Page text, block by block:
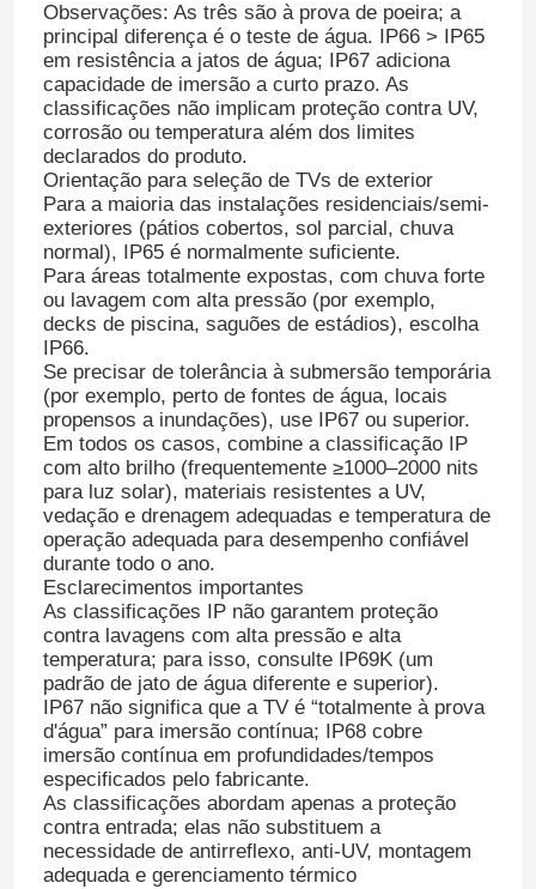
Observações: As três são à prova de poeira; a
principal diferença é o teste de água. IP66 > IP65
em resistência a jatos de água; IP67 adiciona
capacidade de imersão a curto prazo. As
classificações não implicam proteção contra UV,
corrosão ou temperatura além dos limites
declarados do produto.
Orientação para seleção de TVs de exterior
Para a maioria das instalações residenciais/semi-
exteriores (pátios cobertos, sol parcial, chuva
normal), IP65 é normalmente suficiente.
Para áreas totalmente expostas, com chuva forte
ou lavagem com alta pressão (por exemplo,
decks de piscina, saguões de estádios), escolha
IP66.
Se precisar de tolerância à submersão temporária
(por exemplo, perto de fontes de água, locais
propensos a inundações), use IP67 ou superior.
Em todos os casos, combine a classificação IP
com alto brilho (frequentemente ≥1000–2000 nits
para luz solar), materiais resistentes a UV,
vedação e drenagem adequadas e temperatura de
operação adequada para desempenho confiável
durante todo o ano.
Esclarecimentos importantes
As classificações IP não garantem proteção
contra lavagens com alta pressão e alta
temperatura; para isso, consulte IP69K (um
padrão de jato de água diferente e superior).
IP67 não significa que a TV é “totalmente à prova
d'água” para imersão contínua; IP68 cobre
imersão contínua em profundidades/tempos
especificados pelo fabricante.
As classificações abordam apenas a proteção
contra entrada; elas não substituem a
necessidade de antirreflexo, anti-UV, montagem
adequada e gerenciamento térmico